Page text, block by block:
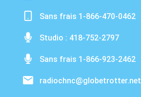
Sans frais 1-866-470-0462
Studio : 418-752-2797
Sans frais 1-866-923-2462
radiochnc@globetrotter.net